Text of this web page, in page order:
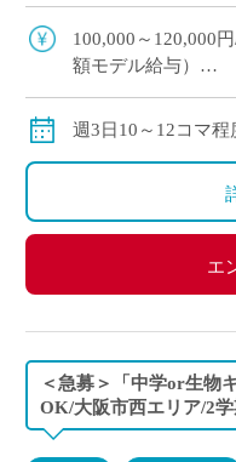
ら、調整OK！ ※
100,000～120,000
額モデル給与）
※ご勤務スタート
週3日10～12コマ程
エ
＜急募＞「中学or生物
OK/大阪市西エリア/2学